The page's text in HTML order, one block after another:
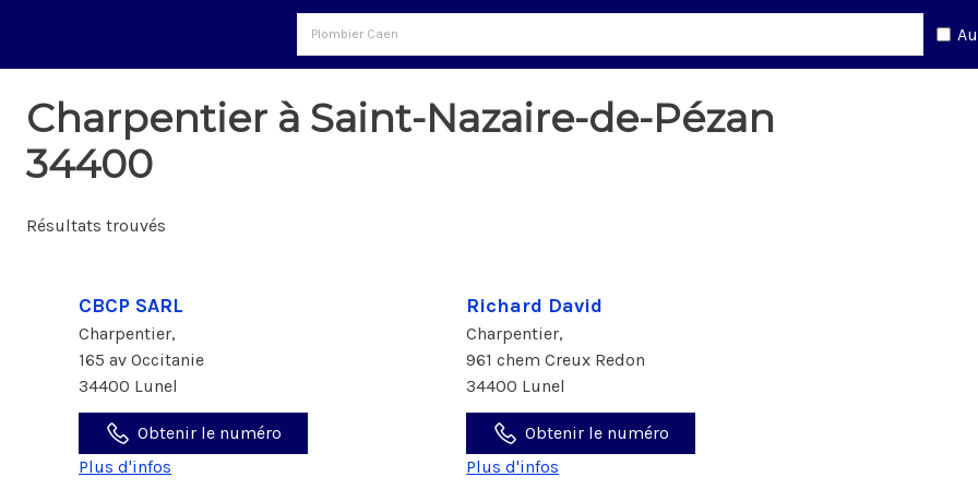
Charpentier à Saint-Nazaire-de-Pézan
34400
Résultats trouvés
CBCP SARL
Charpentier,
165 av Occitanie
34400 Lunel
Obtenir le numéro
Plus d'infos
Richard David
Charpentier,
961 chem Creux Redon
34400 Lunel
Obtenir le numéro
Plus d'infos